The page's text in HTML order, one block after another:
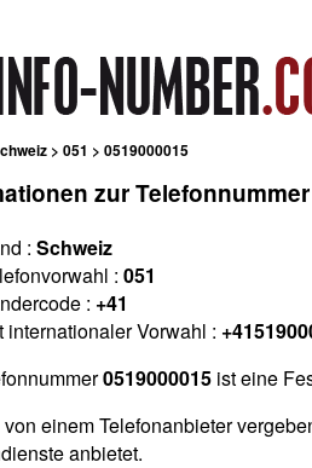
> 051 > 0519000015
zur
: Schweiz
: 051
: +41
internationaler Vorwahl :
0519000015 ist eine
einem Telefonanbieter
anbietet.